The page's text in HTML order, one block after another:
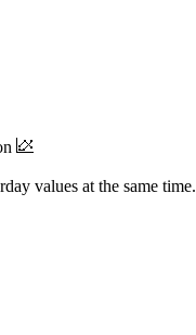
values at the same time.